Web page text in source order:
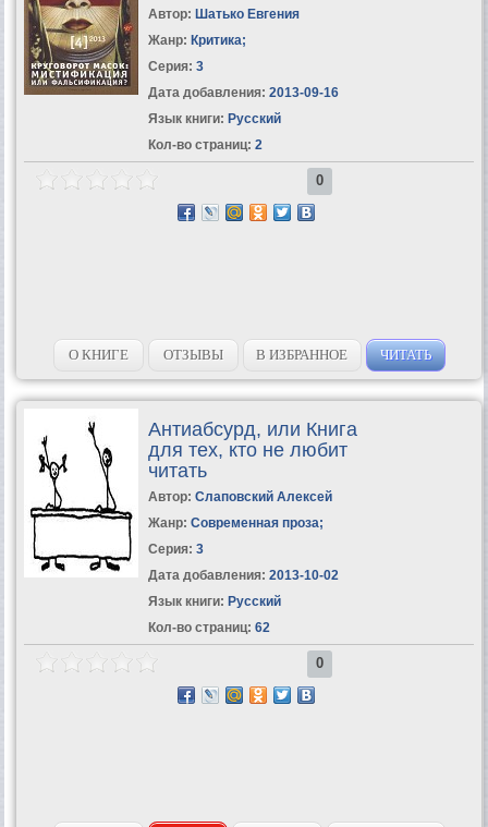
Автор: Шатько Евгения
Жанр: Критика;
Серия: 3
Дата добавления: 2013-09-16
Язык книги: Русский
Кол-во страниц: 2
0
О КНИГЕ ОТЗЫВЫ В ИЗБРАННОЕ ЧИТАТЬ
Антиабсурд, или Книга
для тех, кто не любит
читать
Автор: Слаповский Алексей
Жанр: Современная проза;
Серия: 3
Дата добавления: 2013-10-02
Язык книги: Русский
Кол-во страниц: 62
0